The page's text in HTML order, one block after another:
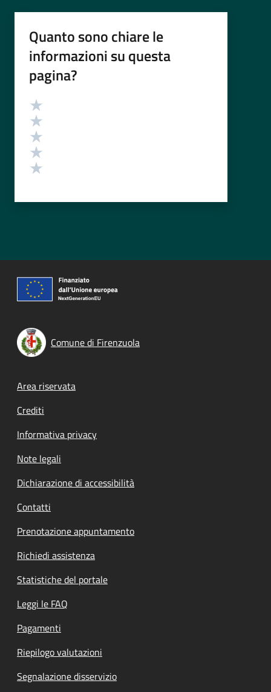
Quanto sono chiare le
informazioni su questa
pagina?
Valutazione
Comune di Firenzuola
Footer menu
Area riservata
Crediti
Informativa privacy
Note legali
Dichiarazione di accessibilità
Contatti
Prenotazione appuntamento
Richiedi assistenza
Statistiche del portale
Leggi le FAQ
Pagamenti
Riepilogo valutazioni
Segnalazione disservizio